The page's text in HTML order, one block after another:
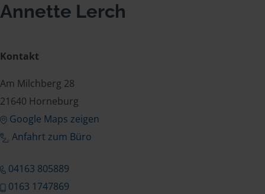
Annette Lerch
Kontakt
Am Milchberg 28
21640 Horneburg
Google Maps zeigen
Anfahrt zum Büro
04163 805889
0163 1747869